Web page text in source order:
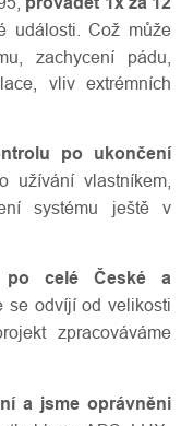
události. Což může
zachycení pádu,
vliv extrémních
po ukončení
užívání vlastníkem,
systému ještě v
po celé České a
se odvíjí od velikosti
zpracováváme
a jsme oprávněni